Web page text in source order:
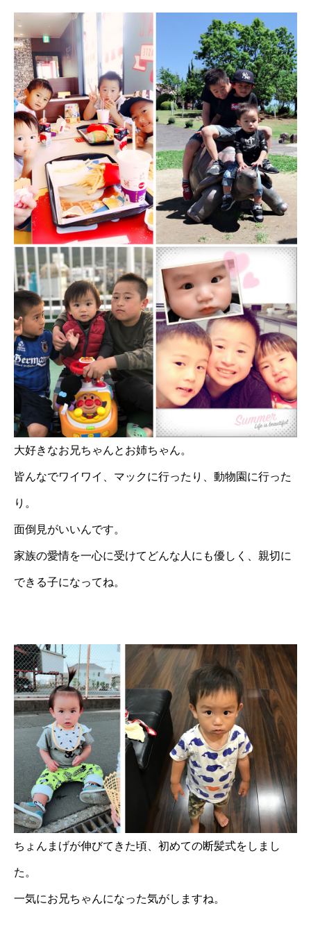
大好きなお兄ちゃんとお姉ちゃん。
皆んなでワイワイ、マックに行ったり、動物園に行った
り。
面倒見がいいんです。
家族の愛情を一心に受けてどんな人にも優しく、親切に
できる子になってね。
ちょんまげが伸びてきた頃、初めての断髪式をしまし
た。
一気にお兄ちゃんになった気がしますね。